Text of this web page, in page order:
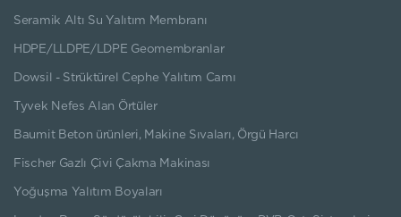
Seramik Altı Su Yalıtım Membranı
HDPE/LLDPE/LDPE Geomembranlar
Dowsil - Strüktürel Cephe Yalıtım Camı
Tyvek Nefes Alan Örtüler
Baumit Beton ürünleri, Makine Sıvaları, Örgü Harcı
Fischer Gazlı Çivi Çakma Makinası
Yoğuşma Yalıtım Boyaları